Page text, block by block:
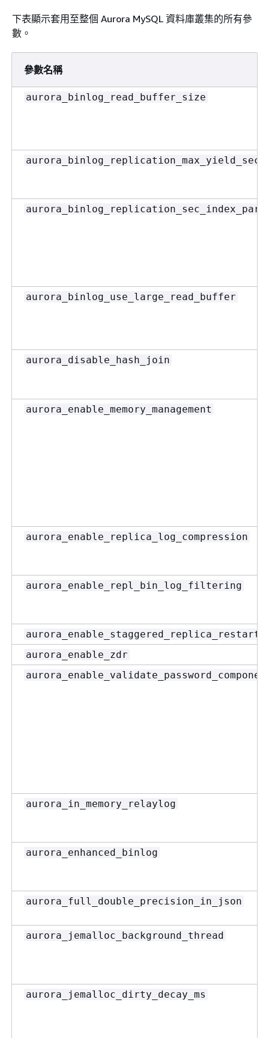
下表顯示套用至整個 Aurora MySQL 資料庫叢集的所有參
數。
參數名稱
aurora_binlog_read_buffer_size
aurora_binlog_use_large_read_buffer
aurora_disable_hash_join
aurora_enable_memory_management
aurora_enable_replica_log_compression
aurora_enable_repl_bin_log_filtering
aurora_enable_staggered_replica_restart
aurora_enable_zdr
aurora_in_memory_relaylog
aurora_enhanced_binlog
aurora_full_double_precision_in_json
aurora_jemalloc_background_thread
aurora_jemalloc_dirty_decay_ms